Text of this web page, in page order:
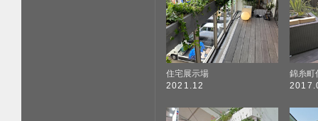
住宅展示場
2021.12
錦糸町